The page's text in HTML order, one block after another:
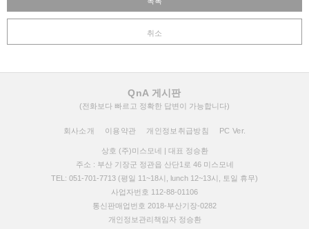
취소
QnA 게시판
(전화보다 빠르고 정확한 답변이 가능합니다)
회사소개 이용약관 개인정보취급방침 PC Ver.
상호 (주)미스모네 | 대표 정승환
주소 : 부산 기장군 정관읍 산단1로 46 미스모네
TEL: 051-701-7713 (평일 11~18시, lunch 12~13시, 토일 휴무)
사업자번호 112-88-01106
통신판매업번호 2018-부산기장-0282
개인정보관리책임자 정승환